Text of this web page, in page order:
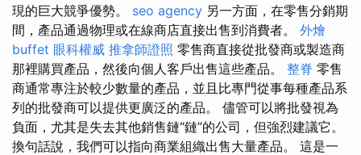
現的巨大競爭優勢。 seo agency 另一方面，在零售分銷期
間，產品通過物理或在線商店直接出售到消費者。 外燴
buffet 眼科權威 推拿師證照 零售商直接從批發商或製造商
那裡購買產品，然後向個人客戶出售這些產品。 整脊 零售
商通常專注於較少數量的產品，並且比專門從事每種產品系
列的批發商可以提供更廣泛的產品。 儘管可以將批發視為
負面，尤其是失去其他銷售鏈“鏈”的公司，但強烈建議它。
換句話說，我們可以指向商業組織出售大量產品。 這是一